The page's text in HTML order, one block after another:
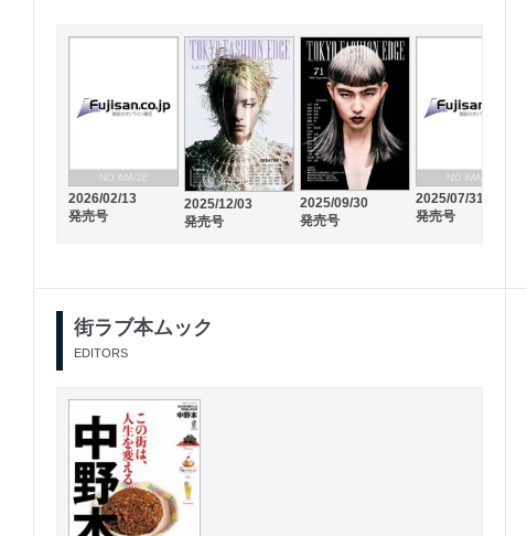
2026/02/13
発売号
2025/12/03
発売号
2025/09/30
発売号
2025/07/31
発売号
街ラブ本ムック
EDITORS